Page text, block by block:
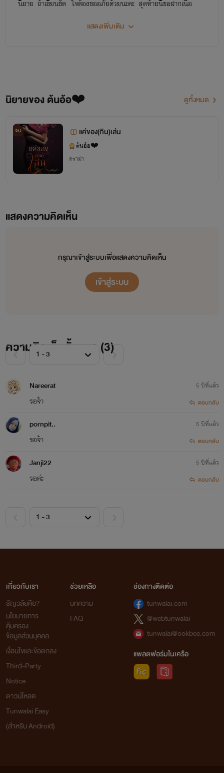
นิยาย ถ้าเขียนขัด ใจต้องขออภัยด้วยนะคะ สุดท้ายนี้ขอฝากเนื้อ
ฝากตัวด้วยนะคะ พูดคุยกันได้ที่เฟซบุ๊ค
แสดงเพิ่มเติม
นิยายของ ต้นอ้อ❤️ ดูทั้งหมด
จบ แค่ของ(กิน)เล่น
ต้นอ้อ❤️
ดราม่า
แสดงความคิดเห็น
กรุณาเข้าสู่ระบบเพื่อแสดงความคิดเห็น
เข้าสู่ระบบ
ความคิดเห็นทั้งหมด (3)
Nareerat
รอจ้า
5 ปีที่แล้ว
ตอบกลับ
pornpit..
รอจ้า
5 ปีที่แล้ว
ตอบกลับ
Janji22
รอค่ะ
5 ปีที่แล้ว
ตอบกลับ
เกี่ยวกับเรา
ธัญวลัยคือ?
นโยบายการ
คุ้มครอง
ข้อมูลส่วนบุคคล
เงื่อนไขและข้อตกลง
Third-Party
Notice
ดาวน์โหลด
Tunwalai Easy
(สำหรับ Android)
ช่วยเหลือ
บทความ
FAQ
ช่องทางติดต่อ
tunwalai.com
@webtunwalai
tunwalai@ookbee.com
แพลตฟอร์มในเครือ